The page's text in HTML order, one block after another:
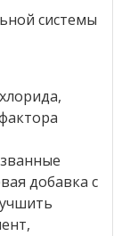
системы
добавка с